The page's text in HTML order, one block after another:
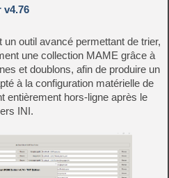
v4.76
outil avancé permettant de trier,
une collection MAME grâce à
et doublons, afin de produire un
à la configuration matérielle de
entièrement hors‑ligne après le
INI.